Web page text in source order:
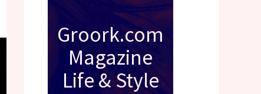
Groork.com
Magazine
Life & Style